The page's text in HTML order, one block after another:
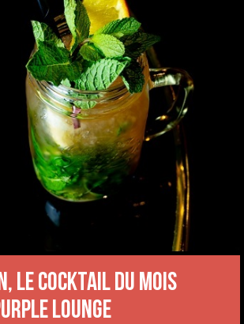
le cocktail du mois
Lounge